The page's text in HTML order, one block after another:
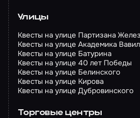
Улицы
Квесты на улице Партизана
Квесты на улице Академика
Квесты на улице Батурина
Квесты на улице 40 лет Победы
Квесты на улице Белинского
Квесты на улице Кирова
Квесты на улице Дубровинского
Торговые центры